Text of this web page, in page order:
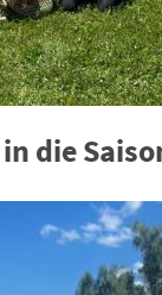
die